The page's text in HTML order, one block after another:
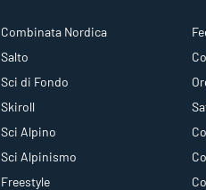
Combinata Nordica
Salto
Sci di Fondo
Skiroll
Sci Alpino
Sci Alpinismo
Freestyle